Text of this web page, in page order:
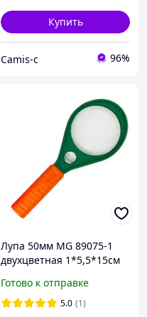
Купить
Camis-c 96%
Лупа 50мм MG 89075-1
двухцветная 1*5,5*15см
лупа для рукоделия
Готово к отправке
5.0 (1)